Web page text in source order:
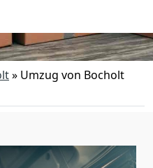
» Umzug von Bocholt